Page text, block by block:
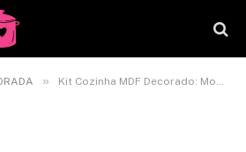
» Kit Cozinha MDF Decorado: Modelos, Cores e Dicas para Escolher